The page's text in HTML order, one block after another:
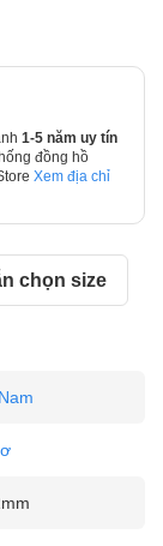
1-5 năm uy tín
đồng hồ
Xem địa chỉ
chọn size
Nam